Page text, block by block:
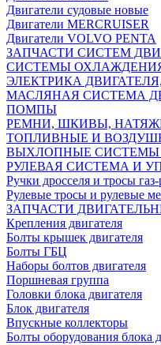
Двигатели судовые новые
Двигатели MERCRUISER
Двигатели VOLVO PENTA
ЗАПЧАСТИ СИСТЕМ
СИСТЕМЫ
ЭЛЕКТРИКА
МАСЛЯНАЯ СИСТЕМА
ПОМПЫ
РЕМНИ, ШКИВЫ,
ТОПЛИВНЫЕ И
ВЫХЛОПНЫЕ СИСТЕМЫ
РУЛЕВАЯ СИСТЕМА И
Ручки дросселя и тросы газ-
Рулевые тросы и рулевые
ЗАПЧАСТИ
Крепления двигателя
Болты крышек двигателя
Болты ГБЦ
Наборы болтов двигателя
Поршневая группа
Головки блока двигателя
Блок двигателя
Впускные коллекторы
Болты оборудования блока